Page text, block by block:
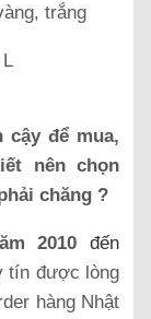
trắng
để mua,
nên chọn
chăng ?
2010
đến
tín được lòng
hàng Nhật